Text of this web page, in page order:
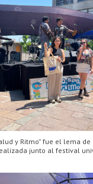
y Ritmo” fue el lema
junto al festival